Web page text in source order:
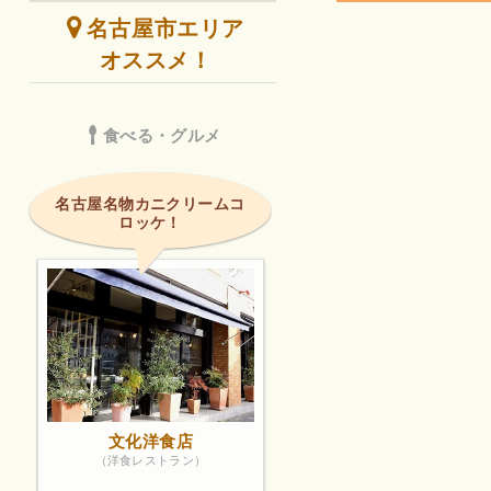
名古屋市エリア
オススメ！
食べる・グルメ
名古屋名物カニクリームコ
ロッケ！
文化洋食店
（洋食レストラン）